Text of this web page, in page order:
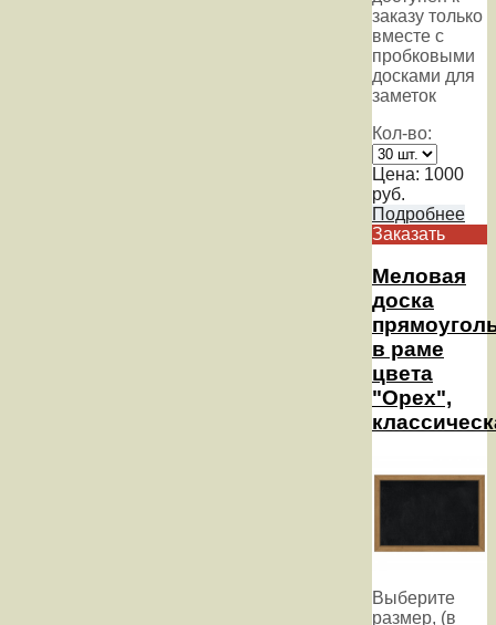
заказу только
вместе с
пробковыми
досками для
заметок
Кол-во:
Цена: 1000
руб.
Подробнее
Заказать
Меловая
доска
в раме
цвета
"Орех",
Выберите
размер, (в